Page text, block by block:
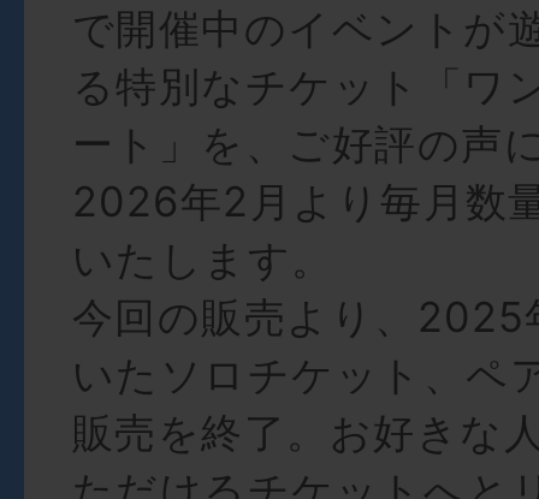
で開催中のイベントが
る特別なチケット「ワ
ート」を、ご好評の声
2026年2月より毎月数
いたします。
今回の販売より、2025
いたソロチケット、ペ
販売を終了。お好きな